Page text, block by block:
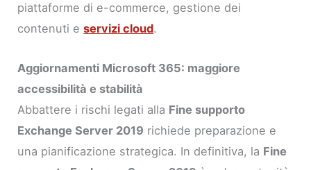
piattaforme di e-commerce, gestione dei
contenuti eservizi cloud.
Aggiornamenti Microsoft 365: maggiore
accessibilità e stabilità
Abbattere i rischi legati alla Fine supporto
Exchange Server 2019 richiede preparazione e
una pianificazione strategica. In definitiva, la Fine